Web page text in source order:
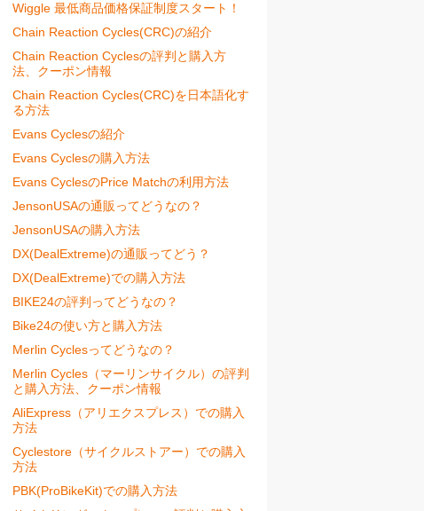
Wiggle 最低商品価格保証制度スタート！
Chain Reaction Cycles(CRC)の紹介
Chain Reaction Cyclesの評判と購入方
法、クーポン情報
Chain Reaction Cycles(CRC)を日本語化す
る方法
Evans Cyclesの紹介
Evans Cyclesの購入方法
Evans CyclesのPrice Matchの利用方法
JensonUSAの通販ってどうなの？
JensonUSAの購入方法
DX(DealExtreme)の通販ってどう？
DX(DealExtreme)での購入方法
BIKE24の評判ってどうなの？
Bike24の使い方と購入方法
Merlin Cyclesってどうなの？
Merlin Cycles（マーリンサイクル）の評判
と購入方法、クーポン情報
AliExpress（アリエクスプレス）での購入
方法
Cyclestore（サイクルストアー）での購入
方法
PBK(ProBikeKit)での購入方法